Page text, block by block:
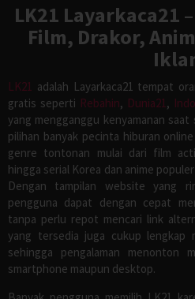
LK21 Layarkaca21
Film, Drakor,
LK21 adalah Layarkaca21 tempat
gratis seperti Rebahin, Dunia21 ,
yang mengganggu kenyamanan
pilihan banyak pecinta hiburan
genre tontonan mulai dari film
hingga serial Korea dan anime
Dengan tampilan website yang
pengguna dapat dengan cepat
tanpa perlu repot mencari link
yang tersedia juga cukup lengkap
sehingga pengalaman menonton
smartphone maupun desktop.